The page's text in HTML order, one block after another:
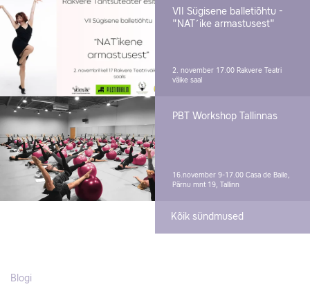
VII Sügisene balletiõhtu -
"NAT´ike armastusest"
2. november 17.00 Rakvere Teatri
väike saal
PBT Workshop Tallinnas
16.november 9-17.00 Casa de Baile,
Pärnu mnt 19, Tallinn
Kõik sündmused
Blogi